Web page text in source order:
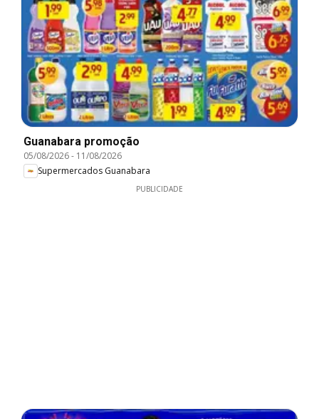
Guanabara promoção
05/08/2026- 11/08/2026
Supermercados Guanabara
PUBLICIDADE